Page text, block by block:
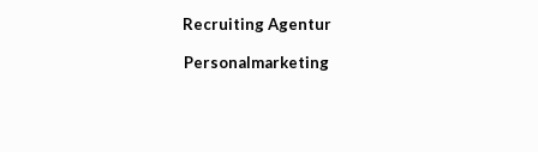
Recruiting Agentur
Personalmarketing